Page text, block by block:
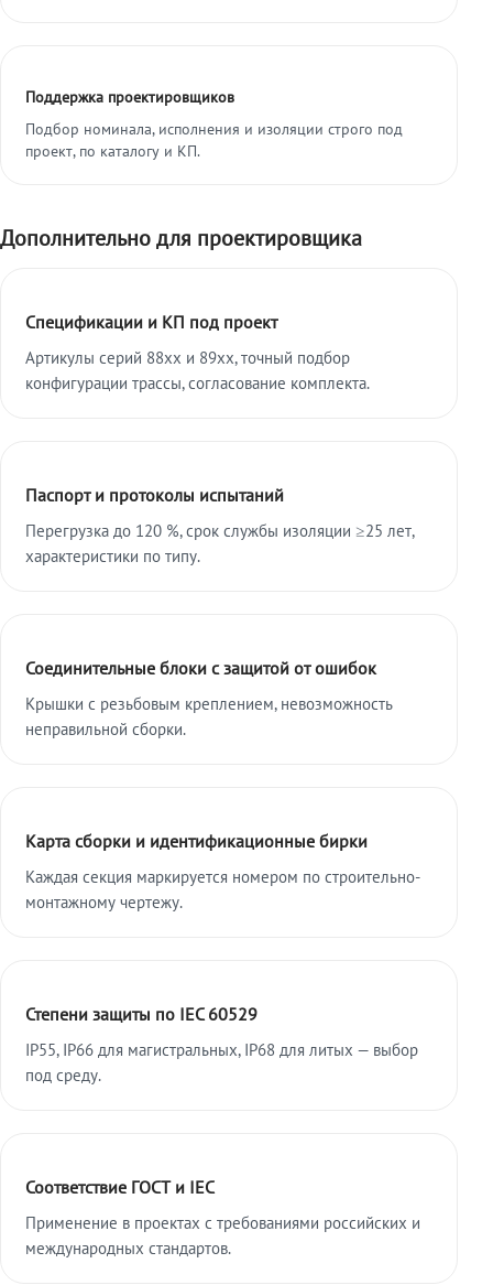
Поддержка проектировщиков
Подбор номинала, исполнения и изоляции строго под
проект, по каталогу и КП.
Дополнительно для проектировщика
Спецификации и КП под проект
Артикулы серий 88xx и 89xx, точный подбор
конфигурации трассы, согласование комплекта.
Паспорт и протоколы испытаний
Перегрузка до 120 %, срок службы изоляции ≥25 лет,
характеристики по типу.
Соединительные блоки с защитой от ошибок
Крышки с резьбовым креплением, невозможность
неправильной сборки.
Карта сборки и идентификационные бирки
Каждая секция маркируется номером по строительно-
монтажному чертежу.
Степени защиты по IEC 60529
IP55, IP66 для магистральных, IP68 для литых — выбор
под среду.
Соответствие ГОСТ и IEC
Применение в проектах с требованиями российских и
международных стандартов.